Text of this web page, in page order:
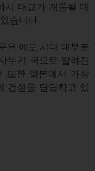
시 대교가 개통될 때
습니다.
은 에도 시대 대부분
누키 국으로 알려진
또한 일본에서 가장
건설을 담당하고 있